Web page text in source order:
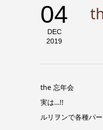
04
DEC
2019
the 忘年会
実は…!!
ルリヲンで各種パ